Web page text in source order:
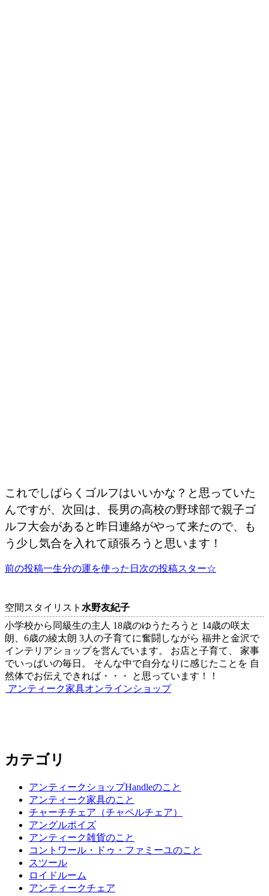
これでしばらくゴルフはいいかな？と思っていた
んですが、次回は、長男の高校の野球部で親子ゴ
ルフ大会があると昨日連絡がやって来たので、も
う少し気合を入れて頑張ろうと思います！
投
ナ
ビ
ゲ
ー
シ
前の投稿一生分の運を使った日 次の投稿スター☆
空間スタイリスト 水野友紀子
小学校から同級生の主人 18歳のゆうたろうと 14歳の咲太
朗、6歳の綾太朗 3人の子育てに奮闘しながら 福井と金沢で
インテリアショップを営んでいます。 お店と子育て、 家事
でいっぱいの毎日。 そんな中で自分なりに感じたことを 自
然体でお伝えできれば・・・ と思っています！！
アンティーク家具オンラインショップ
カテゴリ
アンティークショップHandleのこと
アンティーク家具のこと
チャーチチェア（チャペルチェア）
アングルポイズ
アンティーク雑貨のこと
コントワール・ドゥ・ファミーユのこと
スツール
ロイドルーム
アンティークチェア